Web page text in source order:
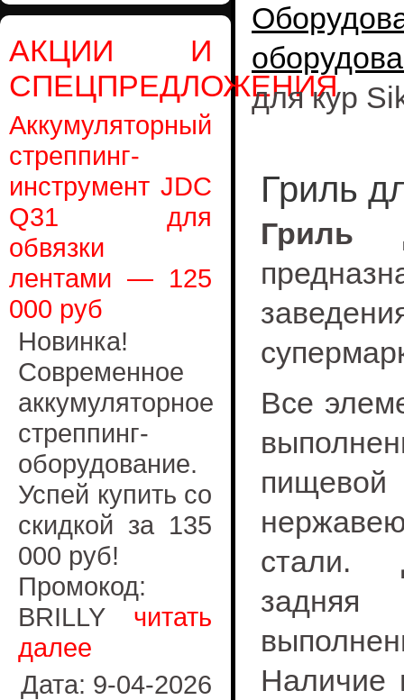
АКЦИИ И
СПЕЦПРЕДЛОЖЕНИЯ
Аккумуляторный
стреппинг-
инструмент JDC
Q31 для
обвязки
лентами — 125
000 руб
Новинка!
Современное
аккумуляторное
стреппинг-
оборудование.
Успей купить со
скидкой за 135
000 руб!
Промокод:
BRILLY читать
далее
Дата: 9-04-2026
для кур
Гриль
Гриль
Все
пищевой
стали.
Наличие